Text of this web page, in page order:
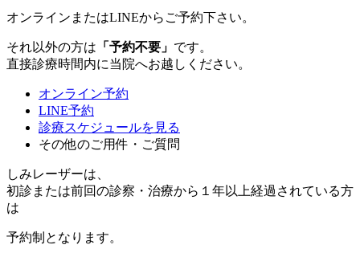
オンラインまたはLINEからご予約下さい。
それ以外の方は 「予約不要」 です。
直接診療時間内に当院へお越しください。
オンライン予約
LINE予約
診療スケジュールを見る
その他のご用件・ご質問
しみレーザーは、
初診または前回の診察・治療から１年以上経過されている方
は
予約制 となります。